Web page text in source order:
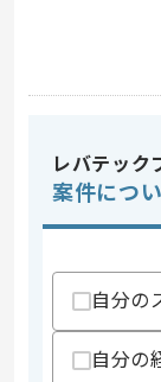
レバテック
案件につ
自分の
自分の